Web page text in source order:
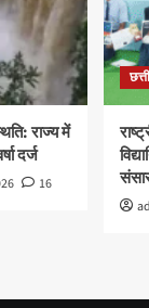
राज्य में
दर्ज
16